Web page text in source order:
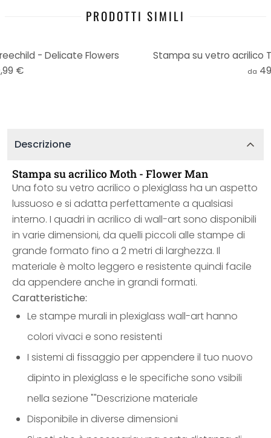
PRODOTTI SIMILI
- Delicate Flowers
€
Stampa su vetro acrilico
da
Descrizione
Stampa su acrilico Moth - Flower Man
Una foto su vetro acrilico o plexiglass ha un aspetto
lussuoso e si adatta perfettamente a qualsiasi
interno. I quadri in acrilico di wall-art sono disponibili
in varie dimensioni, da quelli piccoli alle stampe di
grande formato fino a 2 metri di larghezza. Il
materiale è molto leggero e resistente quindi facile
da appendere anche in grandi formati.
Caratteristiche:
Le stampe murali in plexiglass wall-art hanno
colori vivaci e sono resistenti
I sistemi di fissaggio per appendere il tuo nuovo
dipinto in plexiglass e le specifiche sono vsibili
nella sezione ""Descrizione materiale
Disponibile in diverse dimensioni